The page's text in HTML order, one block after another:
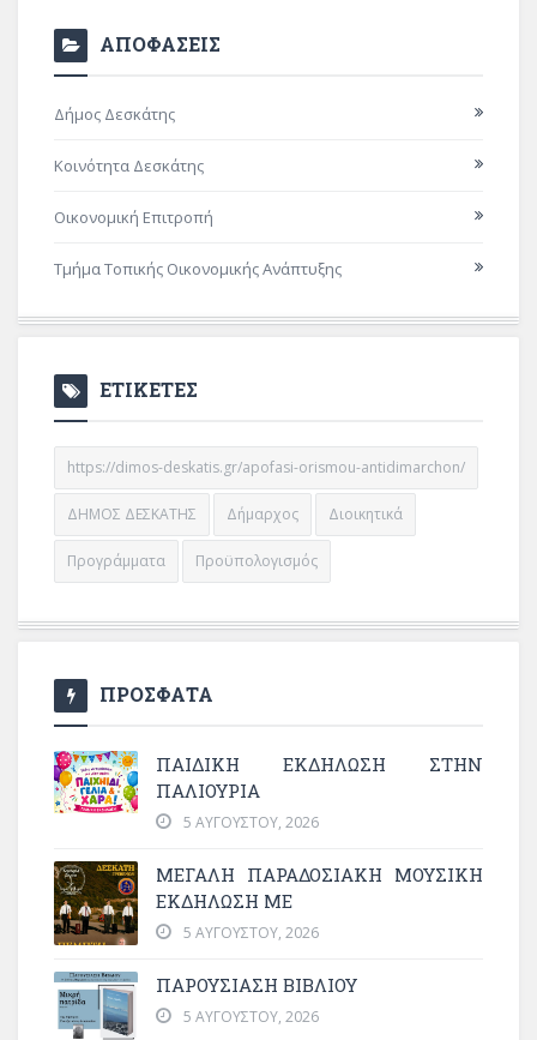
ΑΠΟΦΑΣΕΙΣ
Δήμος Δεσκάτης
Κοινότητα Δεσκάτης
Οικονομική Επιτροπή
Τμήμα Τοπικής Οικονομικής Ανάπτυξης
ΕΤΙΚΕΤΕΣ
https://dimos-deskatis.gr/apofasi-orismou-antidimarchon/
ΔΗΜΟΣ ΔΕΣΚΑΤΗΣ Δήμαρχος Διοικητικά
Προγράμματα Προϋπολογισμός
ΠΡΟΣΦΑΤΑ
ΠΑΙΔΙΚΗ ΕΚΔΗΛΩΣΗ ΣΤΗΝ
ΠΑΛΙΟΥΡΙΑ
5 ΑΥΓΟΎΣΤΟΥ, 2026
ΜΕΓΆΛΗ ΠΑΡΑΔΟΣΙΑΚΉ ΜΟΥΣΙΚΉ
ΕΚΔΉΛΩΣΗ ΜΕ
5 ΑΥΓΟΎΣΤΟΥ, 2026
ΠΑΡΟΥΣΙΑΣΗ ΒΙΒΛΙΟΥ
5 ΑΥΓΟΎΣΤΟΥ, 2026